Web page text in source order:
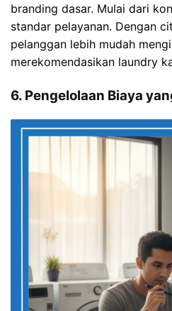
branding dasar. Mulai dari
standar pelayanan. Dengan
pelanggan lebih mudah
merekomendasikan laundry
6. Pengelolaan Biaya